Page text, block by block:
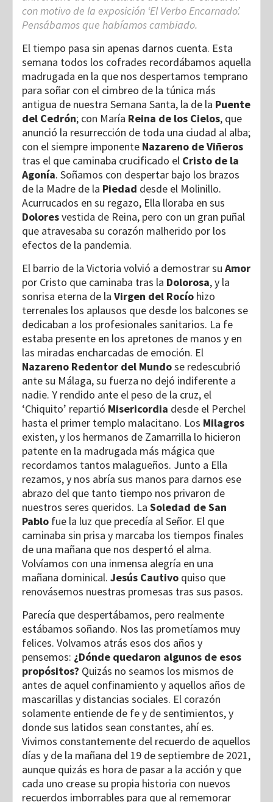
con motivo de la exposición ‘El Verbo Encarnado’.
Pensábamos que habíamos cambiado.
El tiempo pasa sin apenas darnos cuenta. Esta
semana todos los cofrades recordábamos aquella
madrugada en la que nos despertamos temprano
para soñar con el cimbreo de la túnica más
antigua de nuestra Semana Santa, la de la Puente
del Cedrón; con María Reina de los Cielos, que
anunció la resurrección de toda una ciudad al alba;
con el siempre imponente Nazareno de Viñeros
tras el que caminaba crucificado el Cristo de la
Agonía. Soñamos con despertar bajo los brazos
de la Madre de la Piedad desde el Molinillo.
Acurrucados en su regazo, Ella lloraba en sus
Doloresvestida de Reina, pero con un gran puñal
que atravesaba su corazón malherido por los
efectos de la pandemia.
El barrio de la Victoria volvió a demostrar su Amor
por Cristo que caminaba tras la Dolorosa, y la
sonrisa eterna de la Virgen del Rocío hizo
terrenales los aplausos que desde los balcones se
dedicaban a los profesionales sanitarios. La fe
estaba presente en los apretones de manos y en
las miradas encharcadas de emoción. El
Nazareno Redentor del Mundose redescubrió
ante su Málaga, su fuerza no dejó indiferente a
nadie. Y rendido ante el peso de la cruz, el
‘Chiquito’ repartió Misericordia desde el Perchel
hasta el primer templo malacitano. Los Milagros
existen, y los hermanos de Zamarrilla lo hicieron
patente en la madrugada más mágica que
recordamos tantos malagueños. Junto a Ella
rezamos, y nos abría sus manos para darnos ese
abrazo del que tanto tiempo nos privaron de
nuestros seres queridos. La Soledad de San
Pablo fue la luz que precedía al Señor. El que
caminaba sin prisa y marcaba los tiempos finales
de una mañana que nos despertó el alma.
Volvíamos con una inmensa alegría en una
mañana dominical. Jesús Cautivo quiso que
renovásemos nuestras promesas tras sus pasos.
Parecía que despertábamos, pero realmente
estábamos soñando. Nos las prometíamos muy
felices. Volvamos atrás esos dos años y
pensemos: ¿Dónde quedaron algunos de esos
propósitos? Quizás no seamos los mismos de
antes de aquel confinamiento y aquellos años de
mascarillas y distancias sociales. El corazón
solamente entiende de fe y de sentimientos, y
donde sus latidos sean constantes, ahí es.
Vivimos constantemente del recuerdo de aquellos
días y de la mañana del 19 de septiembre de 2021,
aunque quizás es hora de pasar a la acción y que
cada uno crease su propia historia con nuevos
recuerdos imborrables para que al rememorar